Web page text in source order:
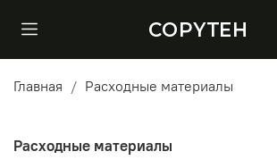
COPYTEH
Главная Расходные материалы
Расходные материалы